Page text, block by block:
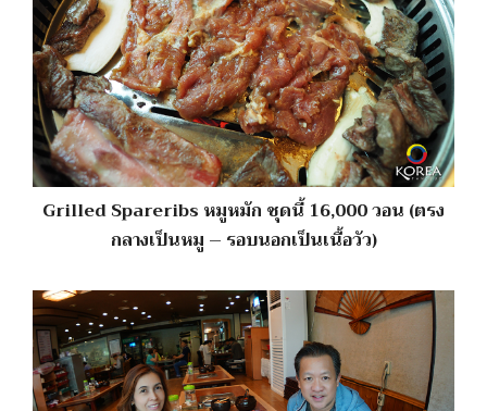
Grilled Spareribs หมูหมัก ชุดนี้ 16,000 วอน (ตรง
กลางเป็นหมู – รอบนอกเป็นเนื้อวัว)